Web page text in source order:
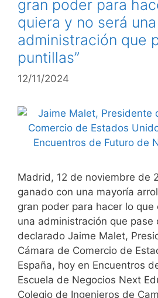
gran poder para
quiera y no será una
administración que
puntillas”
12/11/2024
Madrid, 12 de noviembre de
ganado con una mayoría
gran poder para hacer lo que
una administración que pase
declarado Jaime Malet,
Cámara de Comercio de
España, hoy en Encuentros
Escuela de Negocios Next
Colegio de Ingenieros de